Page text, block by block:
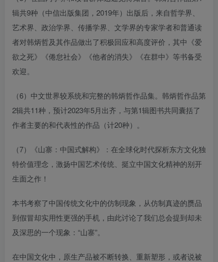
辑共9种（中信出版集团，2019年）出版后，来自哲学界、
艺术界、政治学界、传播学界、文学界的专家学者和普通读
者对韩炳哲及其作品做出了积极回应和高度评价，其中《爱
欲之死》《倦怠社会》《他者的消失》《在群中》等书备受
欢迎。
（6）中文世界较系统和完整的韩炳哲作品集。韩炳哲作品第
2辑共11种，预计2023年5月出齐，与第1辑图书共同囊括了
作者主要的和代表性的作品（计20种）。
（7）《山寨：中国式解构》：在全球化时代探析东方文化独
特价值理念，激扬中国艺术传统、挺立中国文化精神的别开
生面之作！
本书考察了中国传统文化中的仿制现象，从仿制真迹的赝品
到假冒却实用性更强的手机，由此讨论了我们总会提到却未
及深思的一个现象：“山寨”。
在中国文化中，原生产品被不断转换、重新塑形，或者说被